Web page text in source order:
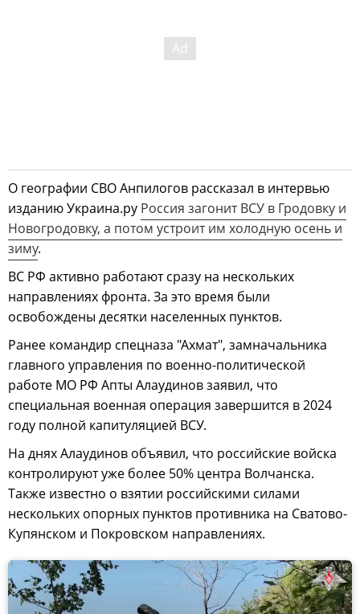
О географии СВО Анпилогов рассказал в интервью
изданию Украина.ру Россия загонит ВСУ в Гродовку и
Новогродовку, а потом устроит им холодную осень и
зиму.
ВС РФ активно работают сразу на нескольких
направлениях фронта. За это время были
освобождены десятки населенных пунктов.
Ранее командир спецназа "Ахмат", замначальника
главного управления по военно-политической
работе МО РФ Апты Алаудинов заявил, что
специальная военная операция завершится в 2024
году полной капитуляцией ВСУ.
На днях Алаудинов объявил, что российские войска
контролируют уже более 50% центра Волчанска.
Также известно о взятии российскими силами
нескольких опорных пунктов противника на Сватово-
Купянском и Покровском направлениях.